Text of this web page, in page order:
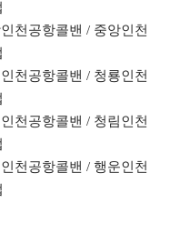
천공항콜밴 / 중앙인천
천공항콜밴 / 청룡인천
천공항콜밴 / 청림인천
천공항콜밴 / 행운인천